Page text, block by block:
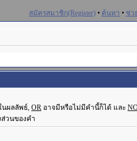
สมัครสมาชิก(Register) • ค้นหา • ช่ว
นผลลัพธ์, OR อาจมีหรือไม่มีคำนี้ก็ได้ และ
วนของคำ